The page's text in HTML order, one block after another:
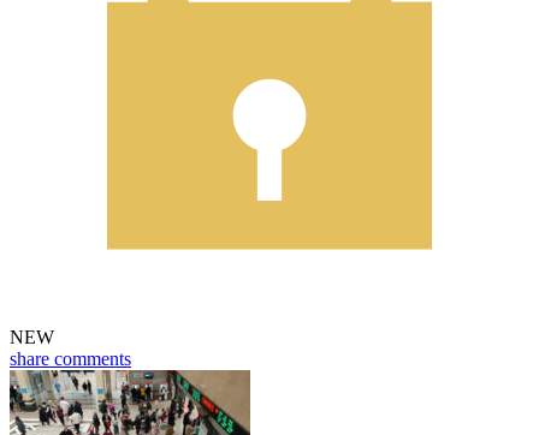
NEW
share comments